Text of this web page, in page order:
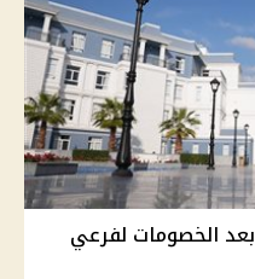
مصروفات جامعة سيناء 2026 بعد الخصومات لفرعي